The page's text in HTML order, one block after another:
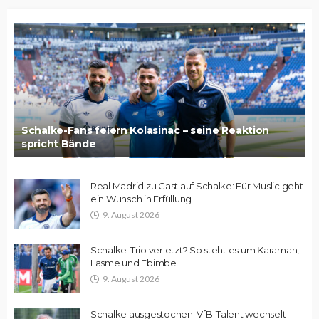
Schalke-Fans feiern Kolasinac – seine Reaktion
spricht Bände
Real Madrid zu Gast auf Schalke: Für Muslic geht
ein Wunsch in Erfüllung
9. August 2026
Schalke-Trio verletzt? So steht es um Karaman,
Lasme und Ebimbe
9. August 2026
Schalke ausgestochen: VfB-Talent wechselt